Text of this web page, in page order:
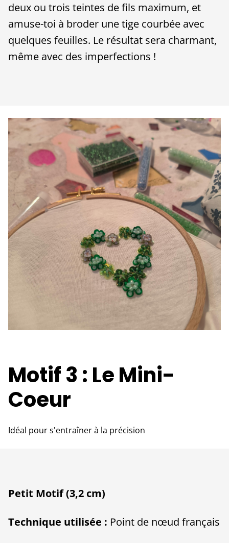
deux ou trois teintes de fils maximum, et
amuse-toi à broder une tige courbée avec
quelques feuilles. Le résultat sera charmant,
même avec des imperfections !
Motif 3 : Le Mini-
Coeur
Idéal pour s'entraîner à la précision
Petit Motif (3,2 cm)
Technique utilisée : Point de nœud français